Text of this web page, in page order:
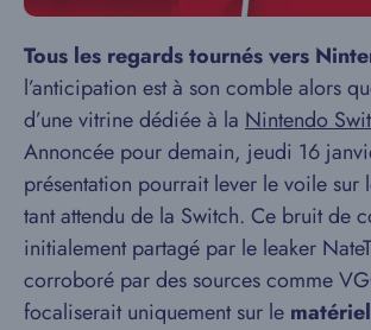
Tous les regards tournés vers
l’anticipation est à son comble alors
d’une vitrine dédiée à la Nintendo
Annoncée pour demain, jeudi 16
présentation pourrait lever le voile sur
tant attendu de la Switch. Ce bruit de
initialement partagé par le leaker
corroboré par des sources comme
focaliserait uniquement sur le matériel